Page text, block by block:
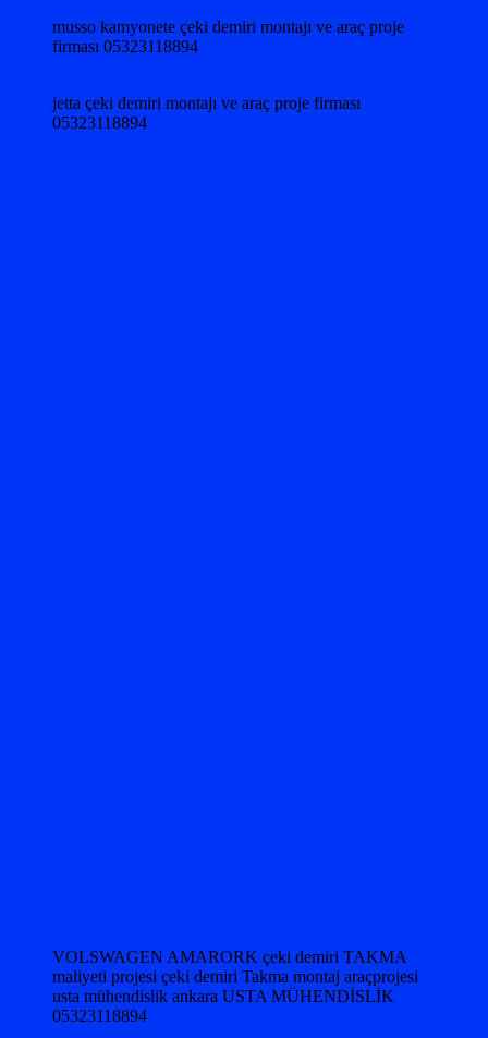
musso kamyonete çeki demiri montajı ve araç proje
firması 05323118894
jetta çeki demiri montajı ve araç proje firması
05323118894
VOLSWAGEN AMARORK çeki demiri TAKMA
maliyeti projesi çeki demiri Takma montaj araçprojesi
usta mühendislik ankara USTA MÜHENDİSLİK
05323118894